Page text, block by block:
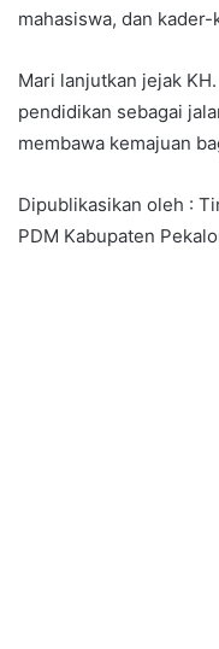
mahasiswa, dan
Mari lanjutkan jejak
pendidikan sebagai
membawa kemajuan
Dipublikasikan oleh :
PDM Kabupaten